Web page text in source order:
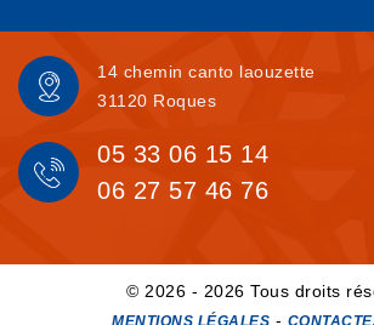
14 chemin canto laouzette
31120 Roques
05 33 06 15 14
06 27 57 46 76
© 2026 - 2026 Tous droits
MENTIONS LÉGALES -